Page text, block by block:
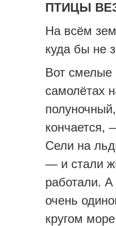
ПТИЦЫ
На всём
куда бы не
Вот смелые
самолётах
кончается,
Сели на
— и стали
работали.
очень
кругом